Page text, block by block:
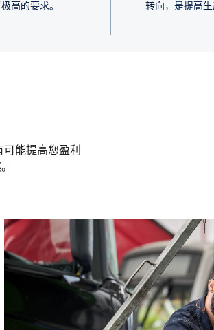
高的要求。
转向，是提高生
能提高您盈利